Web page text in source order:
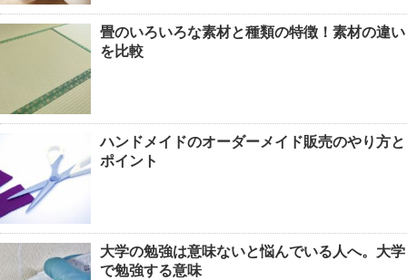
畳のいろいろな素材と種類の特徴！素材の違い
を比較
ハンドメイドのオーダーメイド販売のやり方と
ポイント
大学の勉強は意味ないと悩んでいる人へ。大学
で勉強する意味